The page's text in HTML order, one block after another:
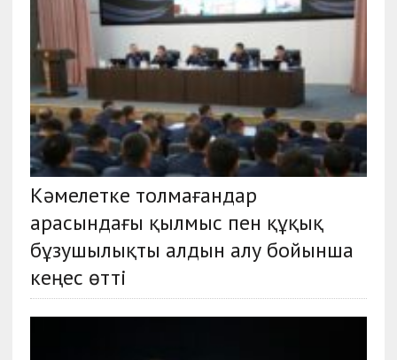
Кәмелетке толмағандар
арасындағы қылмыс пен құқық
бұзушылықты алдын алу бойынша
кеңес өтті